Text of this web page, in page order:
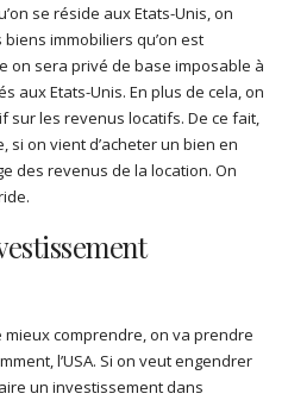
se réside aux Etats-Unis, on
immobiliers qu’on est
on sera privé de base imposable à
aux Etats-Unis. En plus de cela, on
sur les revenus locatifs. De ce fait,
si on vient d’acheter un bien en
des revenus de la location. On
mieux comprendre, on va prendre
l’USA. Si on veut engendrer
un investissement dans